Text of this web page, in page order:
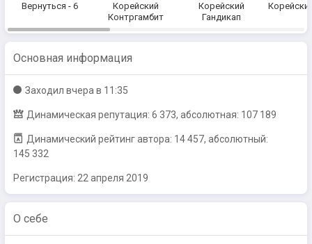
Вернуться - 6
Корейский
Контргамбит
Корейский
Гандикап
Основная информация
Заходил вчера в 11:35
Динамическая репутация: 6 373, абсолютная: 107 189
Динамический рейтинг автора: 14 457, абсолютный:
145 332
Регистрация: 22 апреля 2019
О себе